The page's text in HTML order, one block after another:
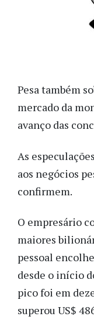
Pesa também
mercado da
avanço das
As
aos negócios
confirmem.
O empresário
maiores
pessoal
desde o início
pico foi em
superou US$